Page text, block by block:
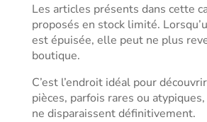
Les articles présents dans cette
proposés en stock limité.
est épuisée, elle peut ne plus
boutique.
C’est l’endroit idéal pour
pièces, parfois rares ou
ne disparaissent définitivement.